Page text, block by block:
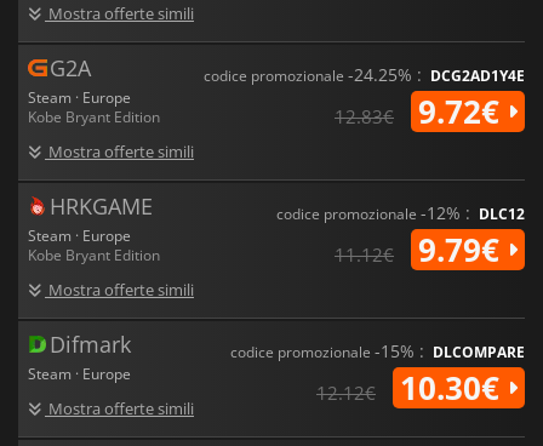
Mostra offerte simili
G2A
Steam · Europe
Kobe Bryant Edition
Mostra offerte simili
codice promozionale -24.25% : DCG2AD1Y4E
12.83€ 9.72€
HRKGAME
Steam · Europe
Kobe Bryant Edition
Mostra offerte simili
codice promozionale -12% : DLC12
11.12€ 9.79€
Difmark
Steam · Europe
Mostra offerte simili
codice promozionale -15% : DLCOMPARE
12.12€ 10.30€